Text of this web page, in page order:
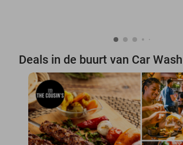
Deals in de buurt van Car